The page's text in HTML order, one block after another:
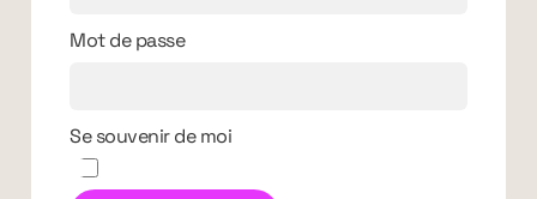
Mot de passe
Se souvenir de moi